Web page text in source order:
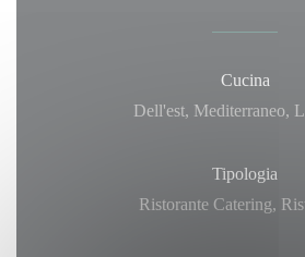
Cucina
Dell'est, Mediterraneo,
Tipologia
Ristorante Catering,